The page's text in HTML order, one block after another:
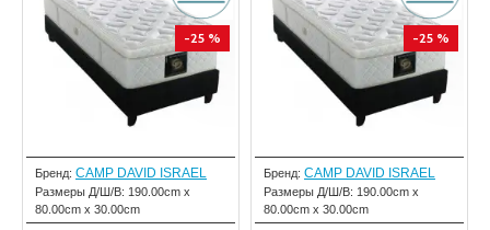
-25 %
Бренд: CAMP DAVID ISRAEL
Размеры Д/Ш/В: 190.00cm x
80.00cm x 30.00cm
-25 %
Бренд: CAMP DAVID ISRAEL
Размеры Д/Ш/В: 190.00cm x
80.00cm x 30.00cm